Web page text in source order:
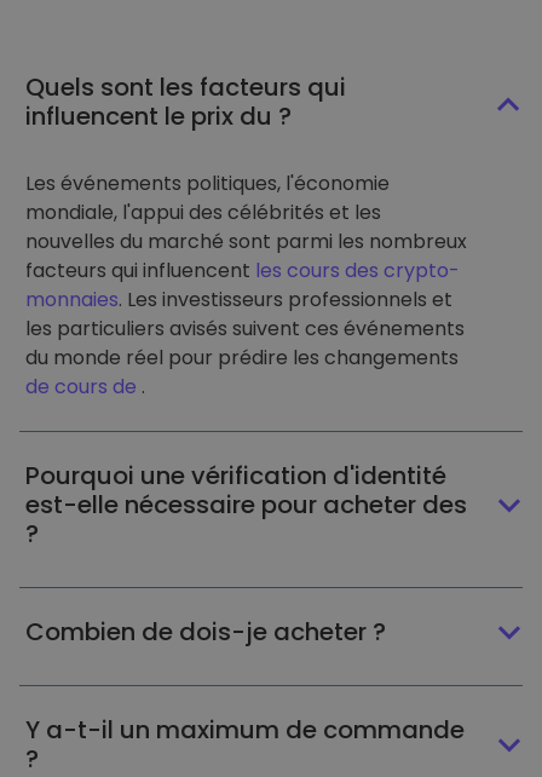
Quels sont les facteurs qui
influencent le prix du ?
Les événements politiques, l'économie
mondiale, l'appui des célébrités et les
nouvelles du marché sont parmi les nombreux
facteurs qui influencent les cours des crypto-
monnaies. Les investisseurs professionnels et
les particuliers avisés suivent ces événements
du monde réel pour prédire les changements
de cours de .
Pourquoi une vérification d'identité
est-elle nécessaire pour acheter des
?
Combien de dois-je acheter ?
Y a-t-il un maximum de commande
?